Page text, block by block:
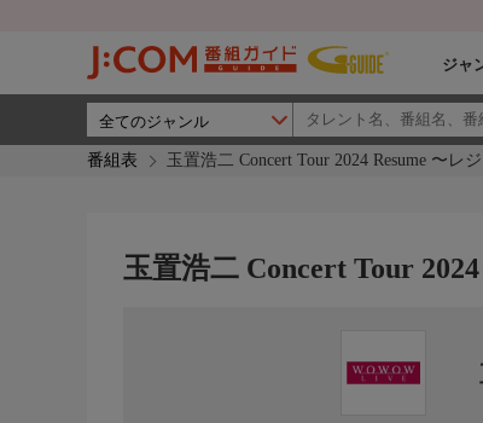
ジャ
番組表 玉置浩二 Concert Tour 2024 Resume 〜レ
玉置浩二 Concert Tour